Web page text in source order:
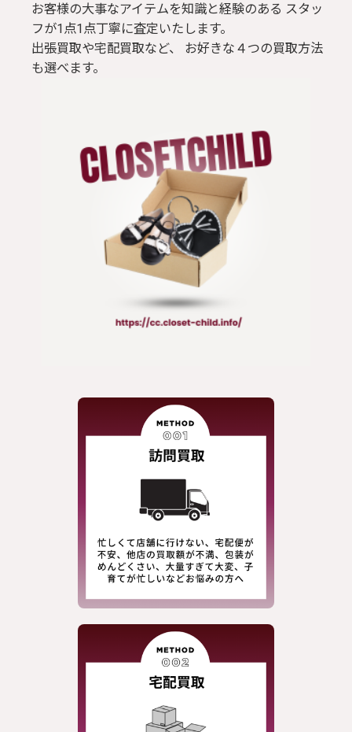
お客様の大事なアイテムを知識と経験のある スタッ
フが1点1点丁寧に査定いたします。
出張買取や宅配買取など、 お好きな４つの買取方法
も選べます。